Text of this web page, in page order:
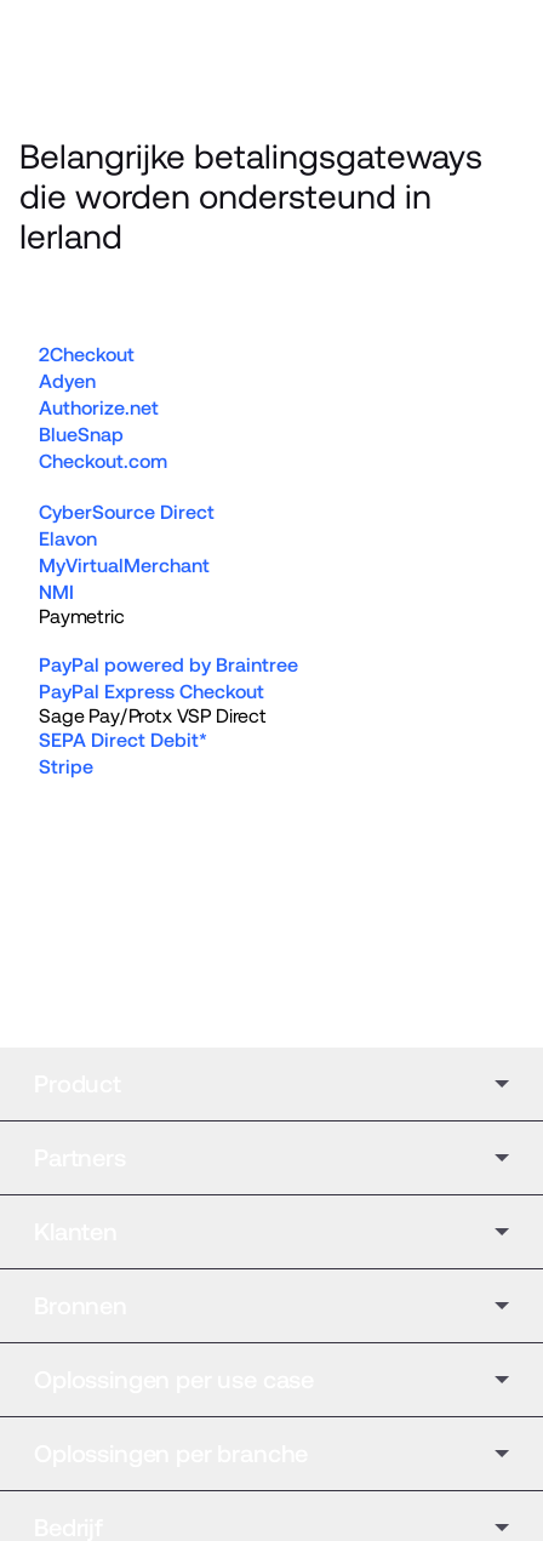
Belangrijke betalingsgateways
die worden ondersteund in
Ierland
2Checkout
Adyen
Authorize.net
BlueSnap
Checkout.com
CyberSource Direct
Elavon
MyVirtualMerchant
NMI
Paymetric
PayPal powered by Braintree
PayPal Express Checkout
Sage Pay/Protx VSP Direct
SEPA Direct Debit*
Stripe